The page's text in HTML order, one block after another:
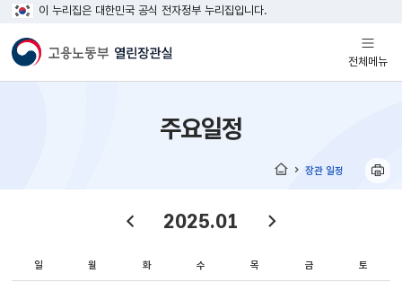
이 누리집은 대한민국 공식 전자정부 누리집입니다.
전체메뉴
열기
주요일정
장관 일정
2025.01
일 월 화 수 목 금 토